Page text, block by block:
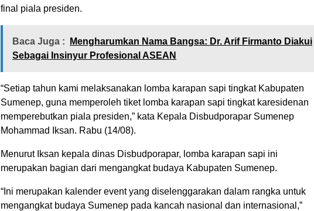
final piala presiden.
Baca Juga :
Mengharumkan Nama Bangsa: Dr. Arif Firmanto Diakui
Sebagai Insinyur Profesional ASEAN
“Setiap tahun kami melaksanakan lomba karapan sapi tingkat Kabupaten
Sumenep, guna memperoleh tiket lomba karapan sapi tingkat karesidenan
memperebutkan piala presiden,” kata Kepala Disbudporapar Sumenep
Mohammad Iksan. Rabu (14/08).
Menurut Iksan kepala dinas Disbudporapar, lomba karapan sapi ini
merupakan bagian dari mengangkat budaya Kabupaten Sumenep.
“Ini merupakan kalender event yang diselenggarakan dalam rangka untuk
mengangkat budaya Sumenep pada kancah nasional dan internasional,”